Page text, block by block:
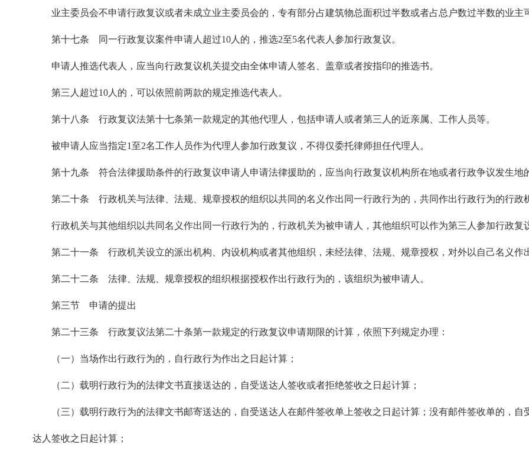
业主委员会不申请行政复议或者未成立业主委员会的，专有部分占建筑物总面积过半数或者占总户数过半数的业主
第十七条 同一行政复议案件申请人超过10人的，推选2至5名代表人参加行政复议。
申请人推选代表人，应当向行政复议机关提交由全体申请人签名、盖章或者按指印的推选书。
第三人超过10人的，可以依照前两款的规定推选代表人。
第十八条 行政复议法第十七条第一款规定的其他代理人，包括申请人或者第三人的近亲属、工作人员等。
被申请人应当指定1至2名工作人员作为代理人参加行政复议，不得仅委托律师担任代理人。
第十九条 符合法律援助条件的行政复议申请人申请法律援助的，应当向行政复议机构所在地或者行政争议发生地
第二十条 行政机关与法律、法规、规章授权的组织以共同的名义作出同一行政行为的，共同作出行政行为的行政
行政机关与其他组织以共同名义作出同一行政行为的，行政机关为被申请人，其他组织可以作为第三人参加行政复
第二十一条 行政机关设立的派出机构、内设机构或者其他组织，未经法律、法规、规章授权，对外以自己名义作
第二十二条 法律、法规、规章授权的组织根据授权作出行政行为的，该组织为被申请人。
第三节 申请的提出
第二十三条 行政复议法第二十条第一款规定的行政复议申请期限的计算，依照下列规定办理：
（一）当场作出行政行为的，自行政行为作出之日起计算；
（二）载明行政行为的法律文书直接送达的，自受送达人签收或者拒绝签收之日起计算；
（三）载明行政行为的法律文书邮寄送达的，自受送达人在邮件签收单上签收之日起计算；没有邮件签收单的，
达人签收之日起计算；